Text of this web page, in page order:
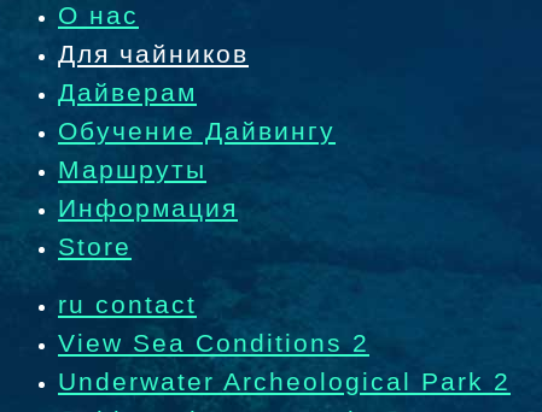
О нас
Для чайников
Дайверам
Обучение Дайвингу
Маршруты
Информация
Store
ru contact
View Sea Conditions 2
Underwater Archeological Park 2